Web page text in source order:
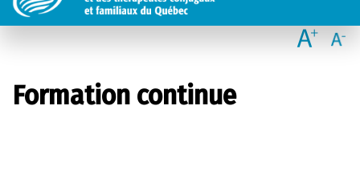
Formation continue